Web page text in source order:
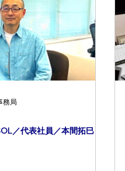
／代表社員／本間拓巳 先
務局